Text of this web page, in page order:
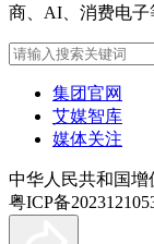
商、AI、消费电子
集团官网
艾媒智库
媒体关注
中华人民共和国增
粤ICP备